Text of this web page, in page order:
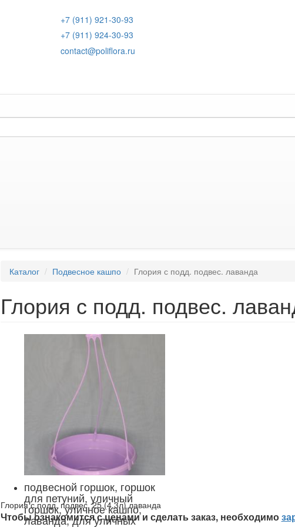
+7 (911) 921-30-93
+7 (911) 924-30-93
contact@poliflora.ru
Каталог Подвесное кашпо Глория с подд. подвес. лаванда
Глория с подд. подвес.
подвесной горшок, горшок
для петуний, уличный
горшок, уличное кашпо,
лаванда, для уличных
Глория с подд. подвес. 25 (4,3л) лаванда
Чтобы ознакомится с ценами и сделать заказ, необходимо